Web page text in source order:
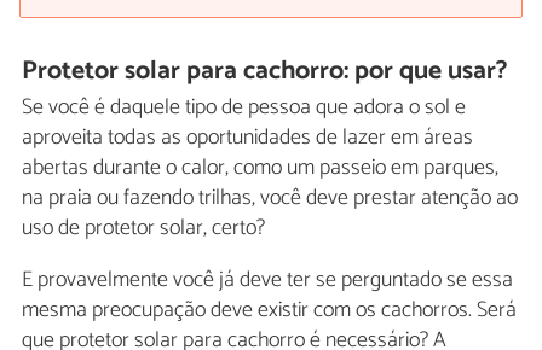
Protetor solar para cachorro: por que usar?
Se você é daquele tipo de pessoa que adora o sol e
aproveita todas as oportunidades de lazer em áreas
abertas durante o calor, como um passeio em parques,
na praia ou fazendo trilhas, você deve prestar atenção ao
uso de protetor solar, certo?
E provavelmente você já deve ter se perguntado se essa
mesma preocupação deve existir com os cachorros. Será
que protetor solar para cachorro é necessário? A